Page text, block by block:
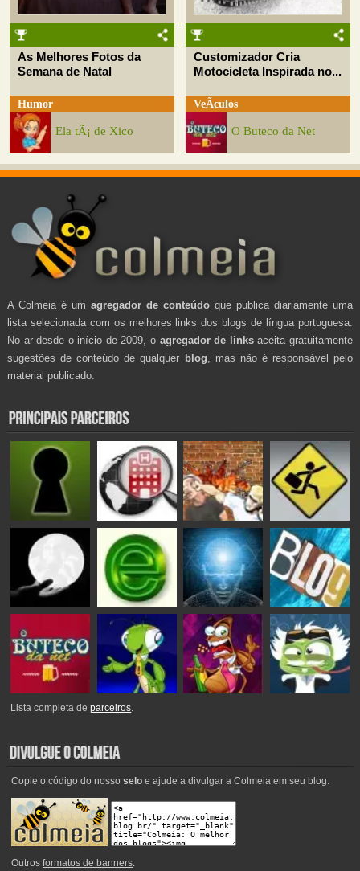
As Melhores Fotos da
Semana de Natal
Humor
Ela tÃ¡ de Xico
Customizador Cria
Motocicleta Inspirada no...
VeÃ­culos
O Buteco da Net
A Colmeia é um agregador de conteúdo que publica diariamente uma
lista selecionada com os melhores links dos blogs de língua portuguesa.
No ar desde o início de 2009, o agregador de linksaceita gratuitamente
sugestões de conteúdo de qualquer blog , mas não é responsável pelo
material publicado.
Lista completa deparceiros.
Copie o código do nosso seloe ajude a divulgar a Colmeia em seu blog.
Outros formatos de banners.